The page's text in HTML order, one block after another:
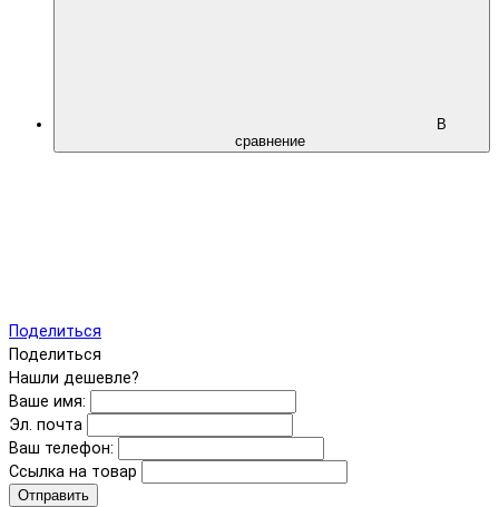
В
сравнение
Поделиться
Поделиться
Нашли дешевле?
Ваше имя:
Эл. почта
Ваш телефон:
Ссылка на товар
Отправить